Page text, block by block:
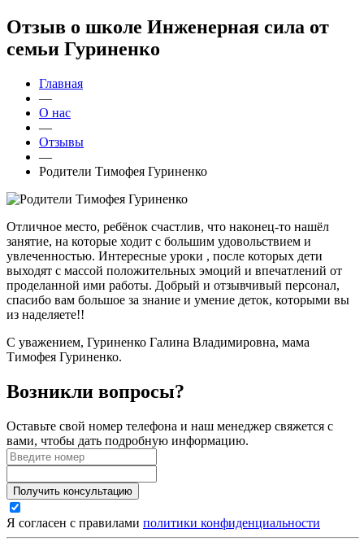
Отзыв о школе Инженерная сила от
семьи Гуриненко
Главная
—
О нас
—
Отзывы
—
Родители Тимофея Гуриненко
Отличное место, ребёнок счастлив, что наконец-то нашёл
занятие, на которые ходит с большим удовольствием и
увлеченностью. Интересные уроки , после которых дети
выходят с массой положительных эмоций и впечатлений от
проделанной ими работы. Добрый и отзывчивый персонал,
спасибо вам большое за знание и умение деток, которыми вы
из наделяете!!
С уважением, Гуриненко Галина Владимировна, мама
Тимофея Гуриненко.
Возникли вопросы?
Оставьте свой номер телефона и наш менеджер свяжется с
вами, чтобы дать подробную информацию.
Получить консультацию
Я согласен с правилами политики конфиденциальности